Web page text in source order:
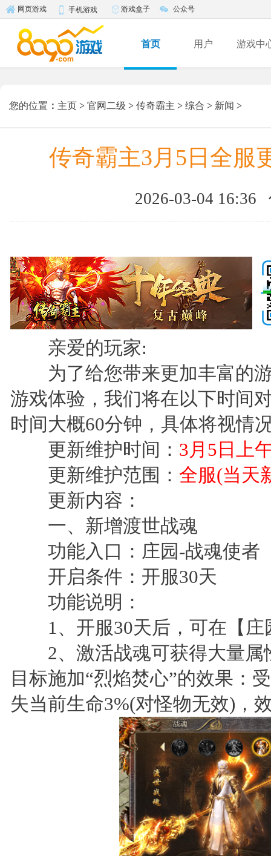
网页游戏 手机游戏 游戏盒子 公众号
首页 用户 游戏中
您的位置 ： 主页 > 官网二级 > 传奇霸主 > 综合 > 新闻 >
传奇霸主3月5日全服
2026-03-04 16:36
亲爱的玩家:
为了给您带来更加丰富的游
游戏体验，我们将在以下时间
时间大概60分钟，具体将视情
更新维护时间： 3月5日上
更新维护范围： 全服(当天
更新内容：
一、新增渡世战魂
功能入口：庄园-战魂使者
开启条件：开服30天
功能说明：
1、开服30天后，可在【庄
2、激活战魂可获得大量属
目标施加“烈焰焚心”的效果：
失当前生命3%(对怪物无效)，